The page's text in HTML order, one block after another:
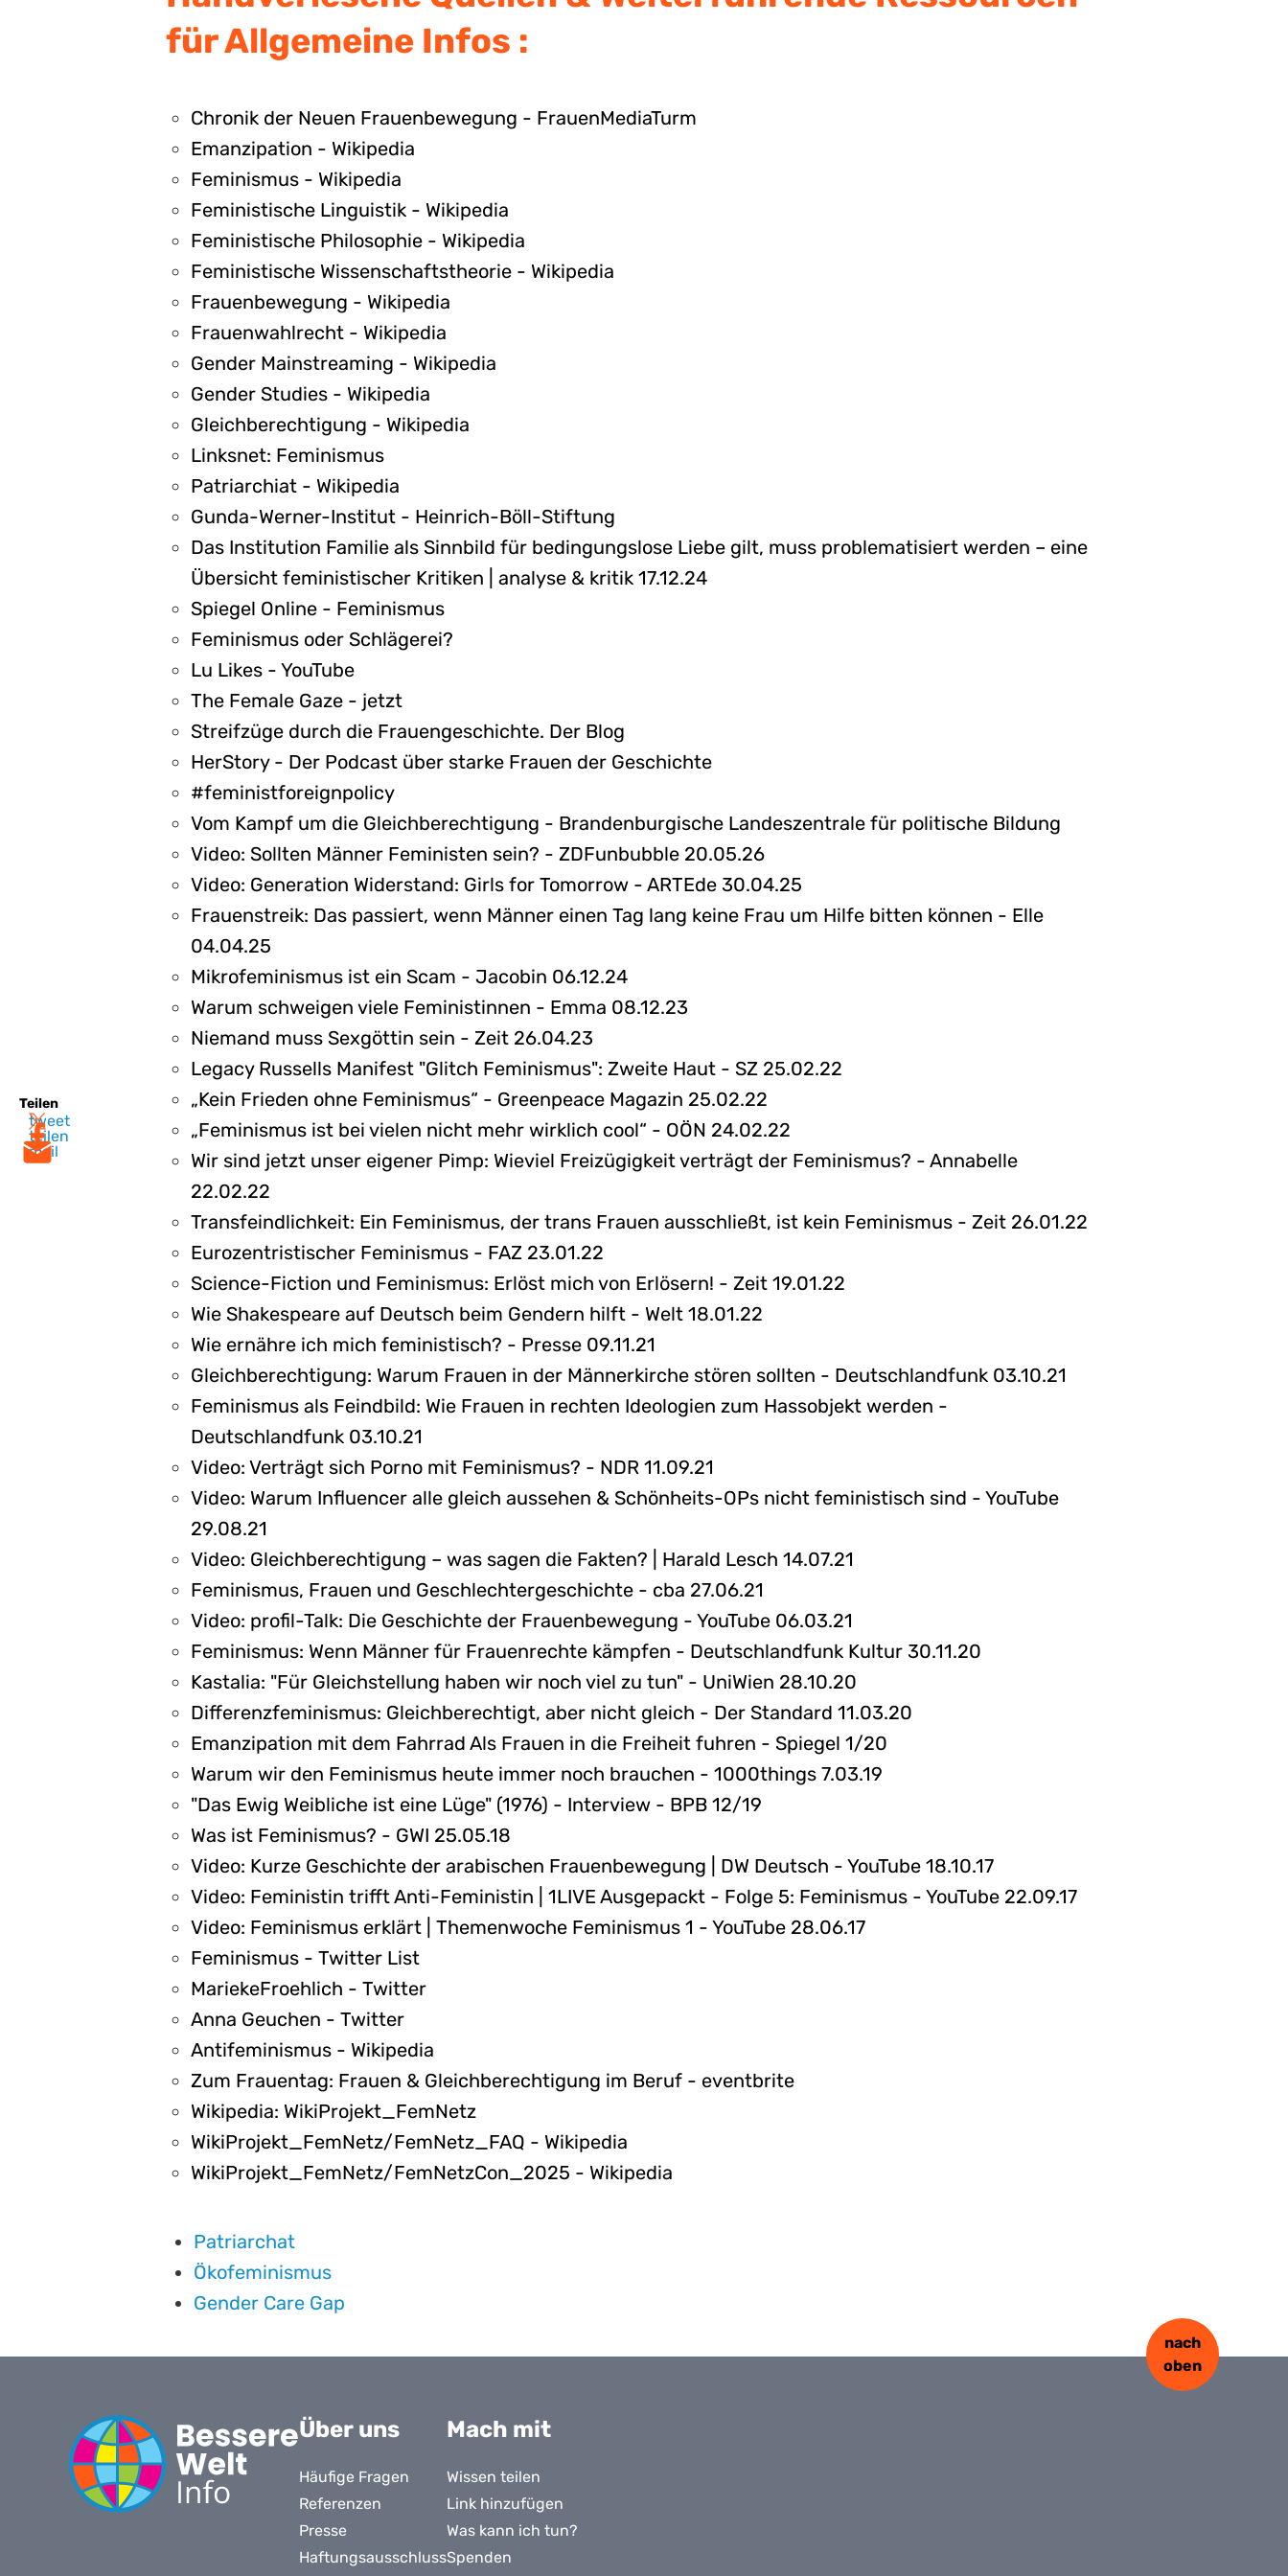
Teilen
tweet
teilen
mail
für Allgemeine Infos :
Chronik der Neuen Frauenbewegung - FrauenMediaTurm
Emanzipation - Wikipedia
Feminismus - Wikipedia
Feministische Linguistik - Wikipedia
Feministische Philosophie - Wikipedia
Feministische Wissenschaftstheorie - Wikipedia
Frauenbewegung - Wikipedia
Frauenwahlrecht - Wikipedia
Gender Mainstreaming - Wikipedia
Gender Studies - Wikipedia
Gleichberechtigung - Wikipedia
Linksnet: Feminismus
Patriarchiat - Wikipedia
Gunda-Werner-Institut - Heinrich-Böll-Stiftung
Das Institution Familie als Sinnbild für bedingungslose Liebe gilt, muss problematisiert werden – eine
Übersicht feministischer Kritiken | analyse & kritik 17.12.24
Spiegel Online - Feminismus
Feminismus oder Schlägerei?
Lu Likes - YouTube
The Female Gaze - jetzt
Streifzüge durch die Frauengeschichte. Der Blog
HerStory - Der Podcast über starke Frauen der Geschichte
#feministforeignpolicy
Vom Kampf um die Gleichberechtigung - Brandenburgische Landeszentrale für politische Bildung
Video: Sollten Männer Feministen sein? - ZDFunbubble 20.05.26
Video: Generation Widerstand: Girls for Tomorrow - ARTEde 30.04.25
Frauenstreik: Das passiert, wenn Männer einen Tag lang keine Frau um Hilfe bitten können - Elle
04.04.25
Mikrofeminismus ist ein Scam - Jacobin 06.12.24
Warum schweigen viele Feministinnen - Emma 08.12.23
Niemand muss Sexgöttin sein - Zeit 26.04.23
Legacy Russells Manifest "Glitch Feminismus": Zweite Haut - SZ 25.02.22
„Kein Frieden ohne Feminismus“ - Greenpeace Magazin 25.02.22
„Feminismus ist bei vielen nicht mehr wirklich cool“ - OÖN 24.02.22
Wir sind jetzt unser eigener Pimp: Wieviel Freizügigkeit verträgt der Feminismus? - Annabelle
22.02.22
Transfeindlichkeit: Ein Feminismus, der trans Frauen ausschließt, ist kein Feminismus - Zeit 26.01.22
Eurozentristischer Feminismus - FAZ 23.01.22
Science-Fiction und Feminismus: Erlöst mich von Erlösern! - Zeit 19.01.22
Wie Shakespeare auf Deutsch beim Gendern hilft - Welt 18.01.22
Wie ernähre ich mich feministisch? - Presse 09.11.21
Gleichberechtigung: Warum Frauen in der Männerkirche stören sollten - Deutschlandfunk 03.10.21
Feminismus als Feindbild: Wie Frauen in rechten Ideologien zum Hassobjekt werden -
Deutschlandfunk 03.10.21
Video: Verträgt sich Porno mit Feminismus? - NDR 11.09.21
Video: Warum Influencer alle gleich aussehen & Schönheits-OPs nicht feministisch sind - YouTube
29.08.21
Video: Gleichberechtigung – was sagen die Fakten? | Harald Lesch 14.07.21
Feminismus, Frauen und Geschlechtergeschichte - cba 27.06.21
Video: profil-Talk: Die Geschichte der Frauenbewegung - YouTube 06.03.21
Feminismus: Wenn Männer für Frauenrechte kämpfen - Deutschlandfunk Kultur 30.11.20
Kastalia: "Für Gleichstellung haben wir noch viel zu tun" - UniWien 28.10.20
Differenzfeminismus: Gleichberechtigt, aber nicht gleich - Der Standard 11.03.20
Emanzipation mit dem Fahrrad Als Frauen in die Freiheit fuhren - Spiegel 1/20
Warum wir den Feminismus heute immer noch brauchen - 1000things 7.03.19
"Das Ewig Weibliche ist eine Lüge" (1976) - Interview - BPB 12/19
Was ist Feminismus? - GWI 25.05.18
Video: Kurze Geschichte der arabischen Frauenbewegung | DW Deutsch - YouTube 18.10.17
Video: Feministin trifft Anti-Feministin | 1LIVE Ausgepackt - Folge 5: Feminismus - YouTube 22.09.17
Video: Feminismus erklärt | Themenwoche Feminismus 1 - YouTube 28.06.17
Feminismus - Twitter List
MariekeFroehlich - Twitter
Anna Geuchen - Twitter
Antifeminismus - Wikipedia
Zum Frauentag: Frauen & Gleichberechtigung im Beruf - eventbrite
Wikipedia: WikiProjekt_FemNetz
WikiProjekt_FemNetz/FemNetz_FAQ - Wikipedia
WikiProjekt_FemNetz/FemNetzCon_2025 - Wikipedia
Patriarchat
Ökofeminismus
Gender Care Gap
nach
oben
Über uns
Häufige Fragen
Referenzen
Presse
Haftungsausschluss
Mach mit
Wissen teilen
Link hinzufügen
Was kann ich tun?
Spenden